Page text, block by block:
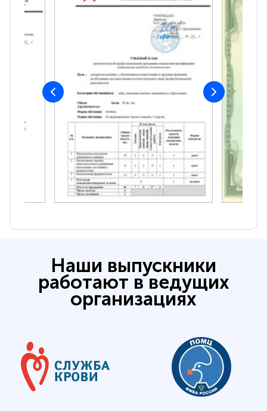
Наши выпускники
работают в ведущих
организациях